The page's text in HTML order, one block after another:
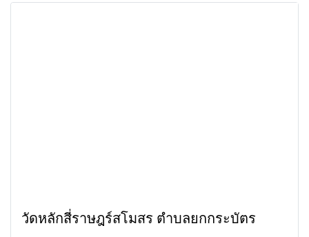
วัดหลักสี่ราษฎร์สโมสร ตำบลยกกระบัตร